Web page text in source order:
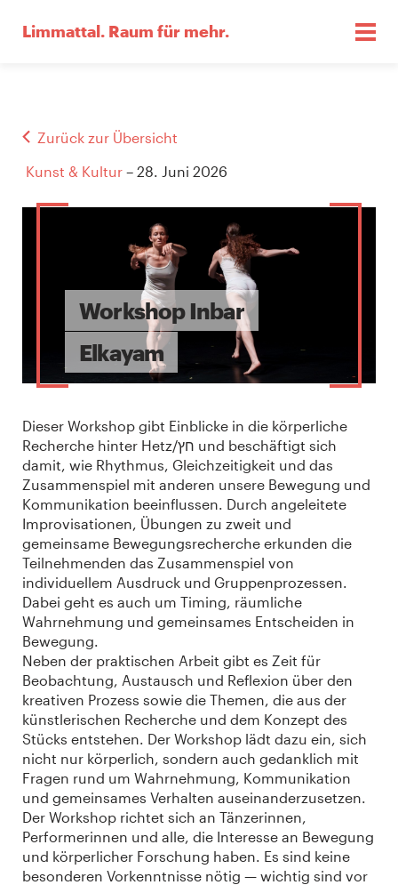
Limmattal. Raum für mehr.
Zurück zur Übersicht
Kunst & Kultur – 28. Juni 2026
Workshop Inbar
Elkayam
Dieser Workshop gibt Einblicke in die körperliche
Recherche hinter Hetz/חץ und beschäftigt sich
damit, wie Rhythmus, Gleichzeitigkeit und das
Zusammenspiel mit anderen unsere Bewegung und
Kommunikation beeinflussen. Durch angeleitete
Improvisationen, Übungen zu zweit und
gemeinsame Bewegungsrecherche erkunden die
Teilnehmenden das Zusammenspiel von
individuellem Ausdruck und Gruppenprozessen.
Dabei geht es auch um Timing, räumliche
Wahrnehmung und gemeinsames Entscheiden in
Bewegung.
Neben der praktischen Arbeit gibt es Zeit für
Beobachtung, Austausch und Reflexion über den
kreativen Prozess sowie die Themen, die aus der
künstlerischen Recherche und dem Konzept des
Stücks entstehen. Der Workshop lädt dazu ein, sich
nicht nur körperlich, sondern auch gedanklich mit
Fragen rund um Wahrnehmung, Kommunikation
und gemeinsames Verhalten auseinanderzusetzen.
Der Workshop richtet sich an Tänzerinnen,
Performerinnen und alle, die Interesse an Bewegung
und körperlicher Forschung haben. Es sind keine
besonderen Vorkenntnisse nötig — wichtig sind vor